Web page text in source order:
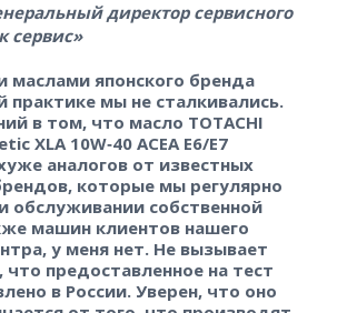
директор сервисного
сервис»
маслами японского бренда
практике мы не сталкивались.
в том, что масло TOTACHI
XLA 10W‑40 ACEA E6/E7
аналогов от известных
которые мы регулярно
обслуживании собственной
машин клиентов нашего
у меня нет. Не вызывает
что предоставленное на тест
в России. Уверен, что оно